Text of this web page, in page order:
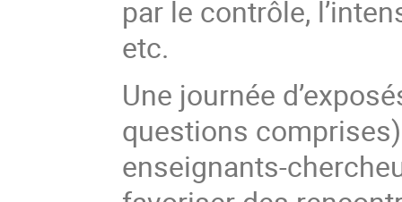
par le contrôle,
etc.
Une journée
questions
enseignants-